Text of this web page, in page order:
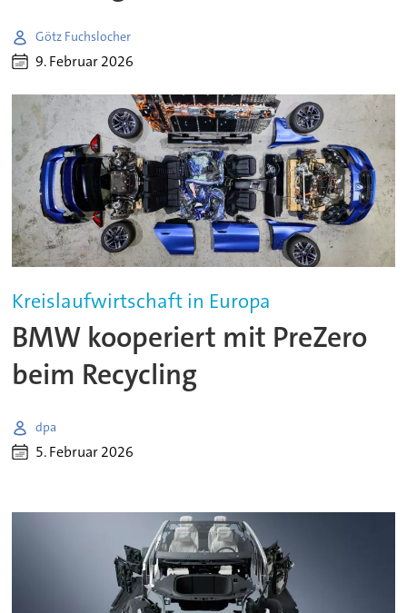
Götz Fuchslocher
9. Februar 2026
Kreislaufwirtschaft in Europa
BMW kooperiert mit PreZero
beim Recycling
dpa
5. Februar 2026